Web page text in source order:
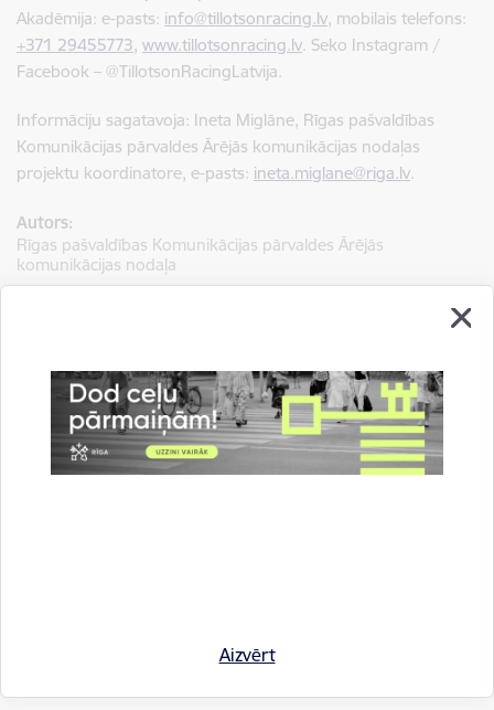
Aizvērt
Akadēmija: e-pasts: info@tillotsonracing.lv, mobilais telefons:
+371 29455773, www.tillotsonracing.lv. Seko Instagram /
Facebook – @TillotsonRacingLatvija.
Informāciju sagatavoja: Ineta Miglāne, Rīgas pašvaldības
Komunikācijas pārvaldes Ārējās komunikācijas nodaļas
projektu koordinatore, e-pasts: ineta.miglane@riga.lv.
Autors:
Rīgas pašvaldības Komunikācijas pārvaldes Ārējās
komunikācijas nodaļa
Aktualitātes: Sports